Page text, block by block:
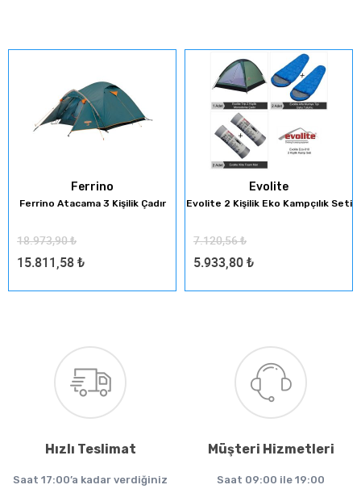
Ferrino
Ferrino Atacama 3 Kişilik Çadır
18.973,90₺
15.811,58 ₺
Evolite
Evolite 2 Kişilik Eko Kampçılık Seti
7.120,56₺
5.933,80 ₺
Hızlı Teslimat
Saat 17:00’a kadar verdiğiniz
Müşteri Hizmetleri
Saat 09:00 ile 19:00